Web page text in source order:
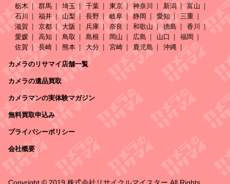
栃木
群馬 埼玉 千葉 東京 神奈川 新潟
富山
石川
福井 山梨 長野 岐阜 静岡 愛知
三重
滋賀
京都 大阪 兵庫 奈良 和歌山 徳島
香川
愛媛
高知 鳥取 島根 岡山 広島 山口
福岡
佐賀
長崎 熊本 大分 宮崎 鹿児島 沖縄
カメラのリサマイ店舗一覧
カメラの遺品買取
カメラマンの実体験マガジン
無料買取申込み
プライバシーポリシー
会社概要